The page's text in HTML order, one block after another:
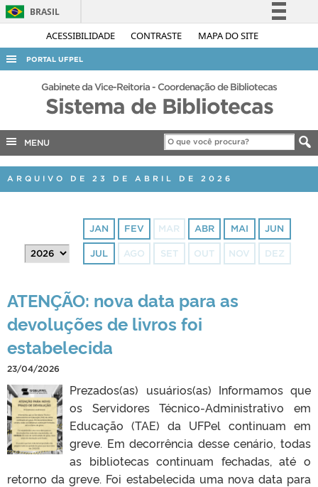
ACESSIBILIDADE CONTRASTE MAPA DO SITE
BRASIL
Simplifique!
Acesso à informação
Canais
PORTAL UFPEL
ACESSO À INFORMAÇÃO
AUDITORIA
COBALTO
CONCURSOS
EDITAIS
PORTARIAS
Gabinete da Vice-Reitoria - Coordenação de Bibliotecas
Sistema de Bibliotecas
MENU
ARQUIVO DE 23 DE ABRIL DE 2026
JAN FEV MAR ABR MAI JUN
JUL AGO SET OUT NOV DEZ
ATENÇÃO: nova data para as
devoluções de livros foi
estabelecida
23/04/2026
Prezados(as) usuários(as) Informamos que
os Servidores Técnico-Administrativo em
Educação (TAE) da UFPel continuam em
greve. Em decorrência desse cenário, todas
as bibliotecas continuam fechadas, até o
retorno da greve. Foi estabelecida uma nova data para